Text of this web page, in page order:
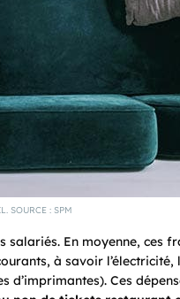
SOURCE : SPM
En moyenne, ces
à savoir l’électricité,
Ces